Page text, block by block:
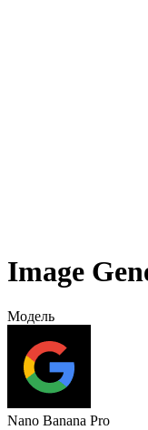
Image
Модель
Nano Banana Pro